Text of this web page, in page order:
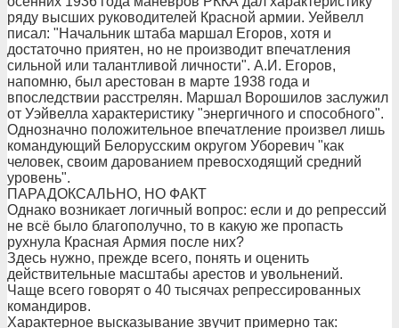
ряду высших руководителей Красной армии. Уейвелл
писал: "Начальник штаба маршал Егоров, хотя и
достаточно приятен, но не производит впечатления
сильной или талантливой личности". А.И. Егоров,
напомню, был арестован в марте 1938 года и
впоследствии расстрелян. Маршал Ворошилов заслужил
от Уэйвелла характеристику "энергичного и способного".
Однозначно положительное впечатление произвел лишь
командующий Белорусским округом Уборевич "как
человек, своим дарованием превосходящий средний
уровень".
ПАРАДОКСАЛЬНО, НО ФАКТ
Однако возникает логичный вопрос: если и до репрессий
не всё было благополучно, то в какую же пропасть
рухнула Красная Армия после них?
Здесь нужно, прежде всего, понять и оценить
действительные масштабы арестов и увольнений.
Чаще всего говорят о 40 тысячах репрессированных
командиров.
Характерное высказывание звучит примерно так: